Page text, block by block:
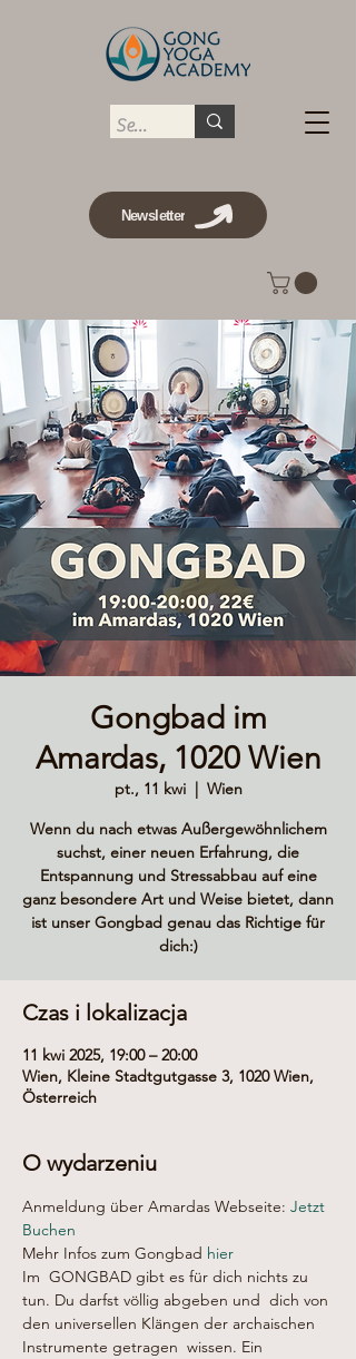
Newsletter
Gongbad im
Amardas, 1020 Wien
pt., 11 kwi
  |
Wien
Wenn du nach etwas Außergewöhnlichem
suchst, einer neuen Erfahrung, die
Entspannung und Stressabbau auf eine
ganz besondere Art und Weise bietet, dann
ist unser Gongbad genau das Richtige für
dich:)
Czas i lokalizacja
11 kwi 2025, 19:00 – 20:00
Wien, Kleine Stadtgutgasse 3, 1020 Wien,
Österreich
O wydarzeniu
Anmeldung über Amardas Webseite: Jetzt
Buchen
Mehr Infos zum Gongbad hier
Im  GONGBAD gibt es für dich nichts zu
tun. Du darfst völlig abgeben und  dich von
den universellen Klängen der archaischen
Instrumente getragen  wissen. Ein